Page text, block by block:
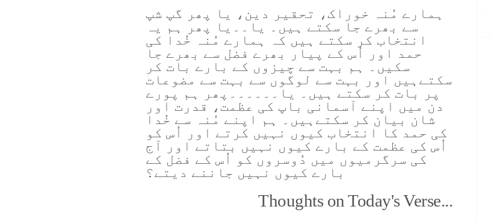
ہمارے مُنہ خوراک، تحقیر دین، یا پھر گپ شپ
سے بھرے جا سکتے ہیں۔ یا۔۔یا پھر ہم یہ
انتخاب کر سکتے ہیں کہ ہمارے مُنہ خُدا کی
حمد اور اُس کے پیار بھرے فضل سے بھرے جا
سکیں۔ ہم بہت سے چیزوں کے بارے بات کر
سکتےہیں اور بہت سے لوگوں سے بہت سے مضوعات
پر بات کر سکتے ہیں۔ یا۔۔۔۔۔۔پھر ہم پورے
دن میں اپنے آسمانی باپ کی عظمت، قدرت اور
شان بیان کر سکتےہیں۔ ہم اپنے مُنہ سے خُدا
کی حمد کا انتخاب کیوں نہیں کرتے اور اُس کو
اُس کی عظمت کے بارے کیوں نہیں بتاتے اور آج
کی سرگرمیوں میں دُوسروں کو اُس کے فضل کے
بارے کیوں نہیں جاننے دیتے؟
Thoughts on Today's Verse...